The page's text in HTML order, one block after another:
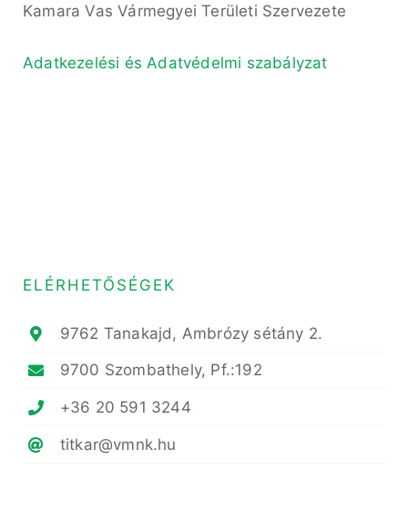
Kamara Vas Vármegyei Területi Szervezete
Adatkezelési és Adatvédelmi szabályzat
ELÉRHETŐSÉGEK
9762 Tanakajd, Ambrózy sétány 2.
9700 Szombathely, Pf.:192
+36 20 591 3244
titkar@vmnk.hu